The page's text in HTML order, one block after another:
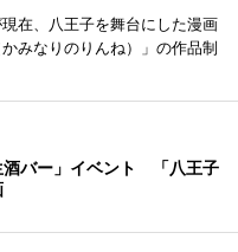
在、八王子を舞台にした漫画
みなりのりんね）」の作品制
酒バー」イベント 「八王子